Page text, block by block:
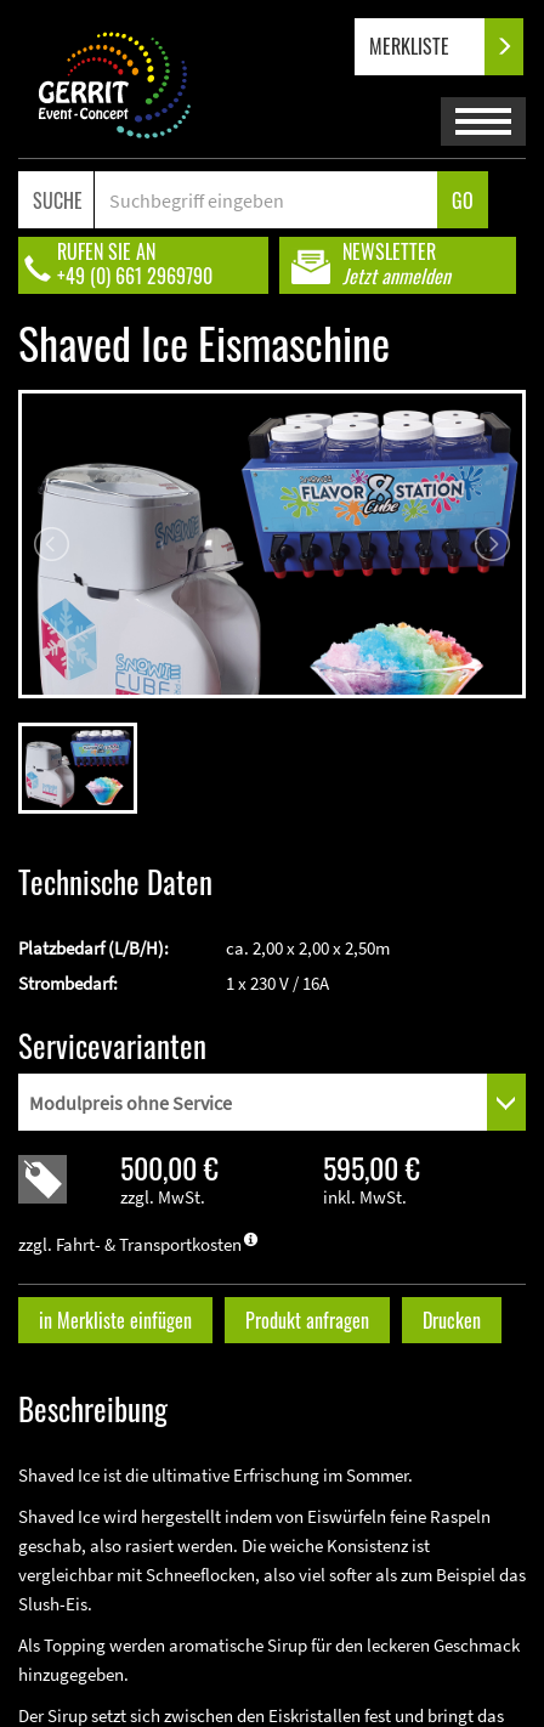
MERKLISTE
SUCHE
GO
RUFEN SIE AN
+49 (0) 661 2969790
NEWSLETTER
Jetzt anmelden
Shaved Ice Eismaschine
Servicevarianten
500,00 €
zzgl. MwSt.
595,00 €
inkl. MwSt.
zzgl. Fahrt- & Transportkosten
in Merkliste einfügen Produkt anfragen Drucken
Beschreibung
Shaved Ice ist die ultimative Erfrischung im Sommer.
Shaved Ice wird hergestellt indem von Eiswürfeln feine Raspeln
geschab, also rasiert werden. Die weiche Konsistenz ist
vergleichbar mit Schneeflocken, also viel softer als zum Beispiel das
Slush-Eis.
Als Topping werden aromatische Sirup für den leckeren Geschmack
hinzugegeben.
Der Sirup setzt sich zwischen den Eiskristallen fest und bringt das
Technische Daten
Platzbedarf (L/B/H):
ca. 2,00 x 2,00 x 2,50m
Strombedarf:
1 x 230 V / 16A